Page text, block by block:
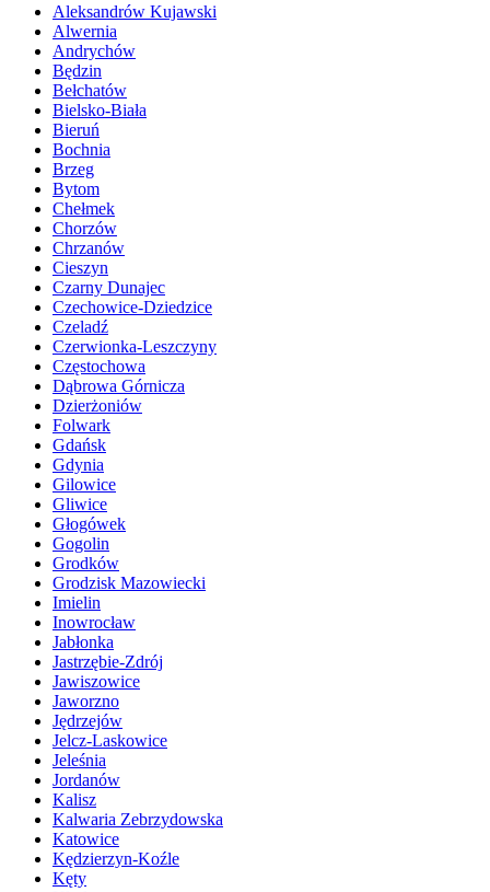
Aleksandrów Kujawski
Alwernia
Andrychów
Będzin
Bełchatów
Bielsko-Biała
Bieruń
Bochnia
Brzeg
Bytom
Chełmek
Chorzów
Chrzanów
Cieszyn
Czarny Dunajec
Czechowice-Dziedzice
Czeladź
Czerwionka-Leszczyny
Częstochowa
Dąbrowa Górnicza
Dzierżoniów
Folwark
Gdańsk
Gdynia
Gilowice
Gliwice
Głogówek
Gogolin
Grodków
Grodzisk Mazowiecki
Imielin
Inowrocław
Jabłonka
Jastrzębie-Zdrój
Jawiszowice
Jaworzno
Jędrzejów
Jelcz-Laskowice
Jeleśnia
Jordanów
Kalisz
Kalwaria Zebrzydowska
Katowice
Kędzierzyn-Koźle
Kęty